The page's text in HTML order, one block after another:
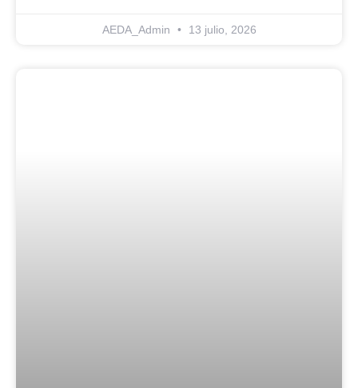
AEDA_Admin 13 julio, 2026